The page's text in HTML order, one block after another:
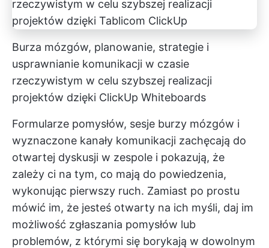
Burza mózgów, planowanie, strategie i
usprawnianie komunikacji w czasie
rzeczywistym w celu szybszej realizacji
projektów dzięki ClickUp Whiteboards
Formularze pomysłów, sesje burzy mózgów i
wyznaczone kanały komunikacji zachęcają do
otwartej dyskusji w zespole i pokazują, że
zależy ci na tym, co mają do powiedzenia,
wykonując pierwszy ruch. Zamiast po prostu
mówić im, że jesteś otwarty na ich myśli, daj im
możliwość zgłaszania pomysłów lub
problemów, z którymi się borykają w dowolnym